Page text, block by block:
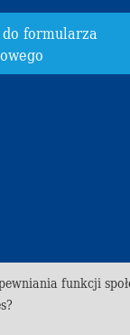
formularza
funkcji